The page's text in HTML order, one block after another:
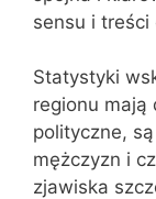
sensu i treści
Statystyki
regionu mają
polityczne,
mężczyzn i
zjawiska